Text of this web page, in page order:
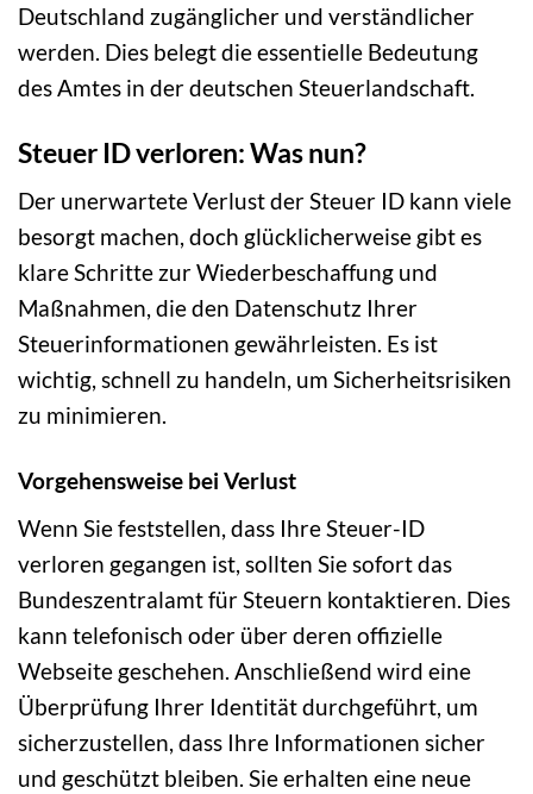
Deutschland zugänglicher und verständlicher
werden. Dies belegt die essentielle Bedeutung
des Amtes in der deutschen Steuerlandschaft.
Steuer ID verloren: Was nun?
Der unerwartete Verlust der Steuer ID kann viele
besorgt machen, doch glücklicherweise gibt es
klare Schritte zur Wiederbeschaffung und
Maßnahmen, die den Datenschutz Ihrer
Steuerinformationen gewährleisten. Es ist
wichtig, schnell zu handeln, um Sicherheitsrisiken
zu minimieren.
Vorgehensweise bei Verlust
Wenn Sie feststellen, dass Ihre Steuer-ID
verloren gegangen ist, sollten Sie sofort das
Bundeszentralamt für Steuern kontaktieren. Dies
kann telefonisch oder über deren offizielle
Webseite geschehen. Anschließend wird eine
Überprüfung Ihrer Identität durchgeführt, um
sicherzustellen, dass Ihre Informationen sicher
und geschützt bleiben. Sie erhalten eine neue